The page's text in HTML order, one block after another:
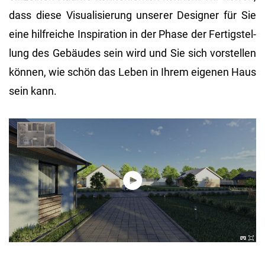
dass diese Vi­sua­li­sie­rung un­se­rer De­si­gner für Sie
eine hilf­rei­che In­spi­ra­ti­on in der Phase der Fer­tig­stel­
lung des Ge­bäu­des sein wird und Sie sich vor­stel­len
kön­nen, wie schön das Leben in Ihrem ei­ge­nen Haus
sein kann.